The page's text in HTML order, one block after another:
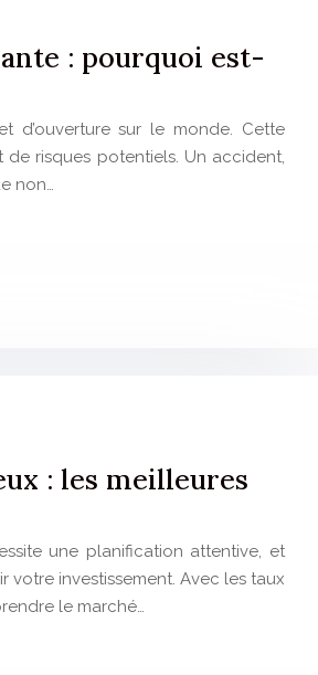
: pourquoi est-
d’ouverture sur le monde. Cette
risques potentiels. Un accident,
non…
: les meilleures
une planification attentive, et
votre investissement. Avec les taux
le marché…